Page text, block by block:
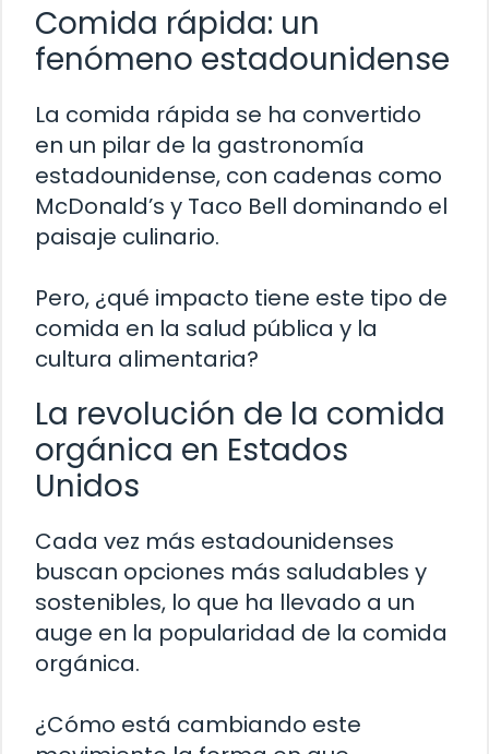
Comida rápida: un
fenómeno estadounidense
La comida rápida se ha convertido
en un pilar de la gastronomía
estadounidense, con cadenas como
McDonald’s y Taco Bell dominando el
paisaje culinario.
Pero, ¿qué impacto tiene este tipo de
comida en la salud pública y la
cultura alimentaria?
La revolución de la comida
orgánica en Estados
Unidos
Cada vez más estadounidenses
buscan opciones más saludables y
sostenibles, lo que ha llevado a un
auge en la popularidad de la comida
orgánica.
¿Cómo está cambiando este